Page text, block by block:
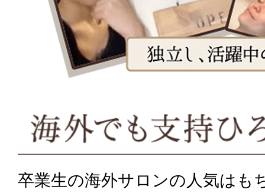
卒業生の海外サロンの人気はも